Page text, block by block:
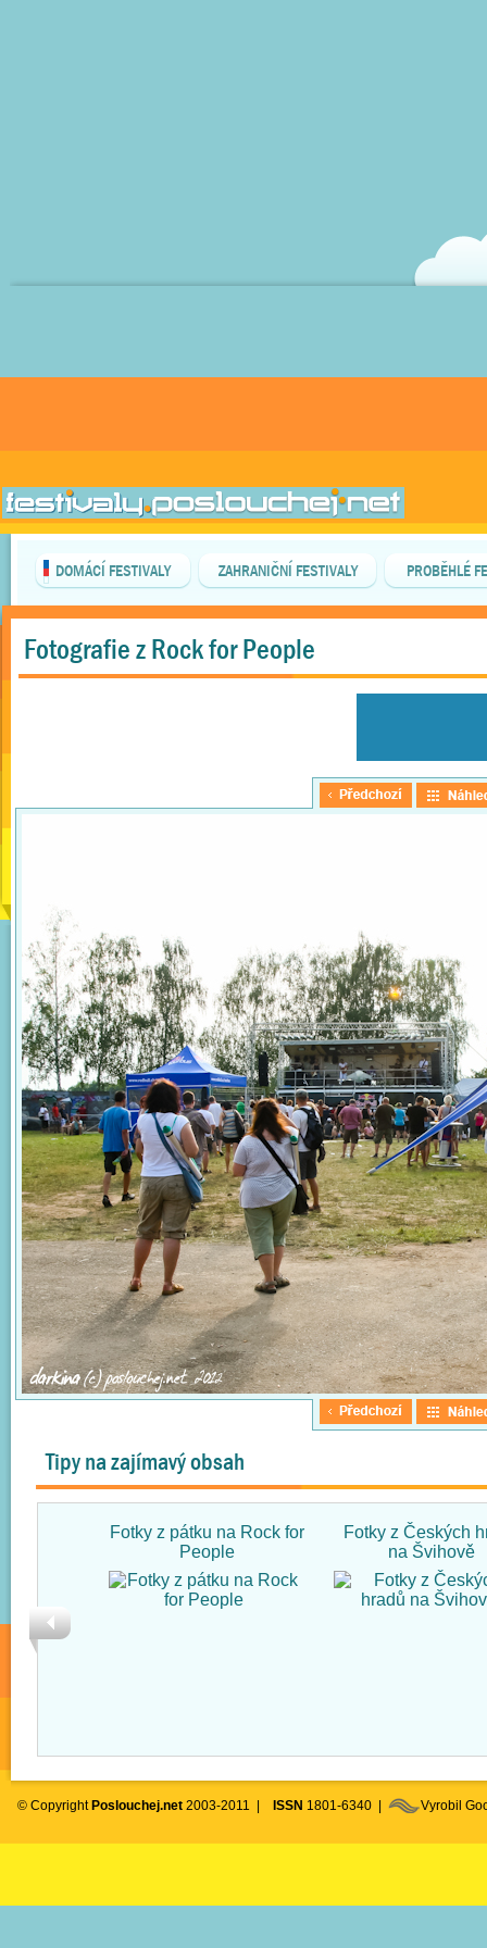
DOMÁCÍ FESTIVALY ZAHRANIČNÍ FESTIVALY PROBĚHLÉ
Fotografie z Rock for People
Tipy na zajímavý obsah
Fotky z pátku na Rock for
People
Fotky z Českých
na Švihově
© Copyright Poslouchej.net 2003-2011 | ISSN 1801-6340 | Vyrobil